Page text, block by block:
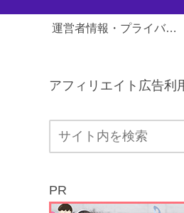
運営者情報・プライバシーポリシー
アフィリエイト広告利
PR